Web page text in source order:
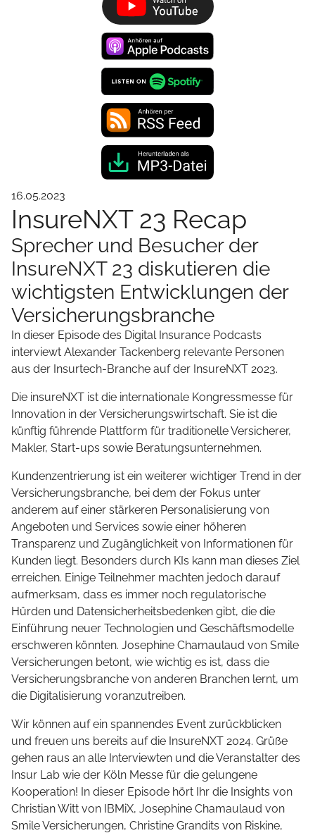
16.05.2023
InsureNXT 23 Recap
Sprecher und Besucher der
InsureNXT 23 diskutieren die
wichtigsten Entwicklungen der
Versicherungsbranche
In dieser Episode des Digital Insurance Podcasts
interviewt Alexander Tackenberg relevante Personen
aus der Insurtech-Branche auf der InsureNXT 2023.
Die insureNXT ist die internationale Kongressmesse für
Innovation in der Versicherungswirtschaft. Sie ist die
künftig führende Plattform für traditionelle Versicherer,
Makler, Start-ups sowie Beratungsunternehmen.
Kundenzentrierung ist ein weiterer wichtiger Trend in der
Versicherungsbranche, bei dem der Fokus unter
anderem auf einer stärkeren Personalisierung von
Angeboten und Services sowie einer höheren
Transparenz und Zugänglichkeit von Informationen für
Kunden liegt. Besonders durch KIs kann man dieses Ziel
erreichen. Einige Teilnehmer machten jedoch darauf
aufmerksam, dass es immer noch regulatorische
Hürden und Datensicherheitsbedenken gibt, die die
Einführung neuer Technologien und Geschäftsmodelle
erschweren könnten. Josephine Chamaulaud von Smile
Versicherungen betont, wie wichtig es ist, dass die
Versicherungsbranche von anderen Branchen lernt, um
die Digitalisierung voranzutreiben.
Wir können auf ein spannendes Event zurückblicken
und freuen uns bereits auf die InsureNXT 2024. Grüße
gehen raus an alle Interviewten und die Veranstalter des
Insur Lab wie der Köln Messe für die gelungene
Kooperation! In dieser Episode hört Ihr die Insights von
Christian Witt von IBMiX, Josephine Chamaulaud von
Smile Versicherungen, Christine Grandits von Riskine,